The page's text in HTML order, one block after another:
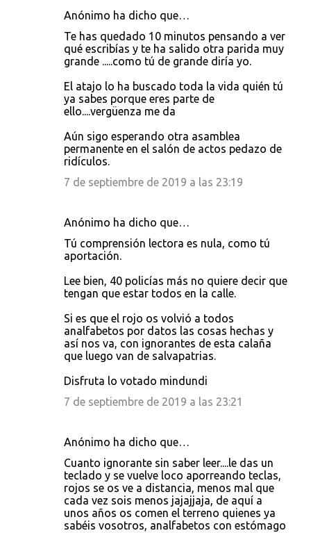
Anónimo ha dicho que…
Te has quedado 10 minutos pensando a ver
qué escribías y te ha salido otra parida muy
grande .....como tú de grande diría yo.
El atajo lo ha buscado toda la vida quién tú
ya sabes porque eres parte de
ello....vergüenza me da
Aún sigo esperando otra asamblea
permanente en el salón de actos pedazo de
ridículos.
7 de septiembre de 2019 a las 23:19
Anónimo ha dicho que…
Tú comprensión lectora es nula, como tú
aportación.
Lee bien, 40 policías más no quiere decir que
tengan que estar todos en la calle.
Si es que el rojo os volvió a todos
analfabetos por datos las cosas hechas y
así nos va, con ignorantes de esta calaña
que luego van de salvapatrias.
Disfruta lo votado mindundi
7 de septiembre de 2019 a las 23:21
Anónimo ha dicho que…
Cuanto ignorante sin saber leer....le das un
teclado y se vuelve loco aporreando teclas,
rojos se os ve a distancia, menos mal que
cada vez sois menos jajajjaja, de aquí a
unos años os comen el terreno quienes ya
sabéis vosotros, analfabetos con estómago